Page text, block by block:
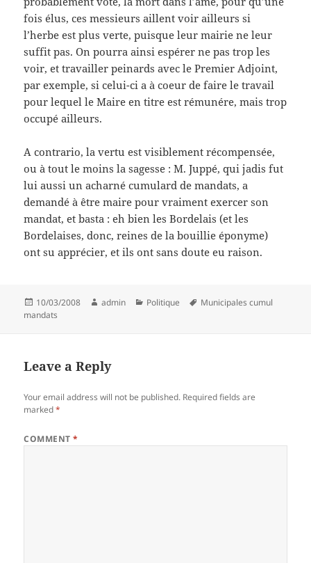
fois élus, ces messieurs aillent voir ailleurs si
l’herbe est plus verte, puisque leur mairie ne leur
suffit pas. On pourra ainsi espérer ne pas trop les
voir, et travailler peinards avec le Premier Adjoint,
par exemple, si celui-ci a à coeur de faire le travail
pour lequel le Maire en titre est rémunére, mais trop
occupé ailleurs.
A contrario, la vertu est visiblement récompensée,
ou à tout le moins la sagesse : M. Juppé, qui jadis fut
lui aussi un acharné cumulard de mandats, a
demandé à être maire pour vraiment exercer son
mandat, et basta : eh bien les Bordelais (et les
Bordelaises, donc, reines de la bouillie éponyme)
ont su apprécier, et ils ont sans doute eu raison.
Posted
on
10/03/2008 Author
admin Categories
Politique Tags
Municipales cumul
mandats
Leave a Reply
Your email address will not be published. Required fields are
marked*
COMMENT*